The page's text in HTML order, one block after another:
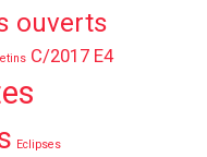
ouverts
C/2017 E4
Eclipses